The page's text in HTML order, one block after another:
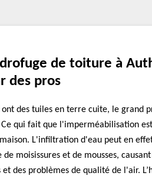
de toiture à
des pros
ont des tuiles en terre cuite, le grand
Ce qui fait que l'imperméabilisation
L'infiltration d'eau peut en
moisissures et de mousses, causant
des problèmes de qualité de l'air.